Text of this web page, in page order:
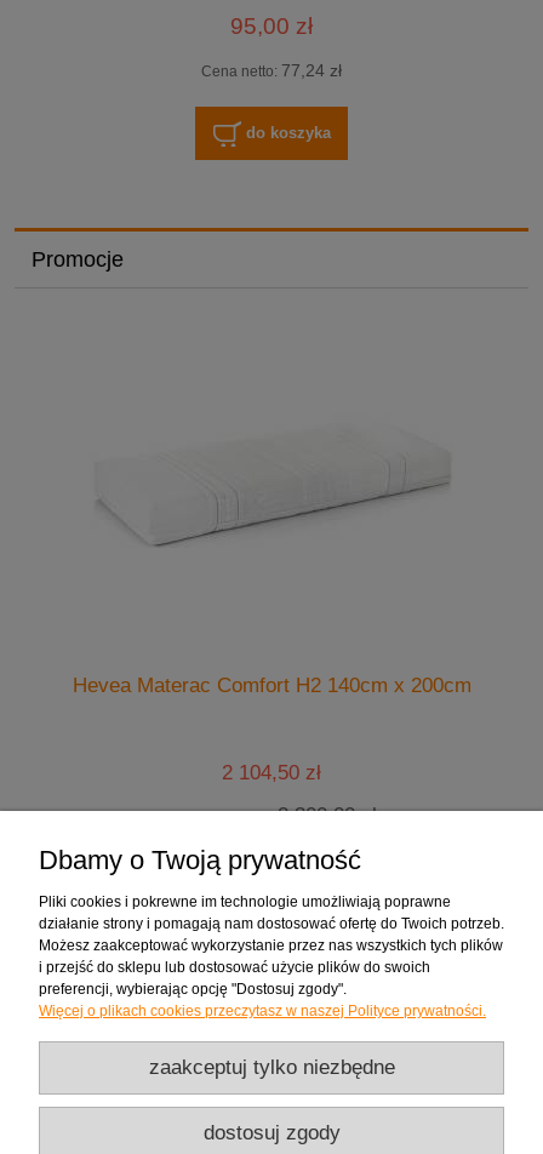
95,00 zł
Cena netto: 77,24 zł
do koszyka
Promocje
Hevea Materac Comfort H2 140cm x 200cm
2 104,50 zł
Cena regularna:2 300,00 zł
Zakupy
Pomoc
Moje konto
Informacje
Dbamy o Twoją prywatność
Pliki cookies i pokrewne im technologie umożliwiają poprawne
działanie strony i pomagają nam dostosować ofertę do Twoich potrzeb.
Możesz zaakceptować wykorzystanie przez nas wszystkich tych plików
i przejść do sklepu lub dostosować użycie plików do swoich
preferencji, wybierając opcję "Dostosuj zgody".
Więcej o plikach cookies przeczytasz w naszej Polityce prywatności.
zaakceptuj tylko niezbędne
dostosuj zgody